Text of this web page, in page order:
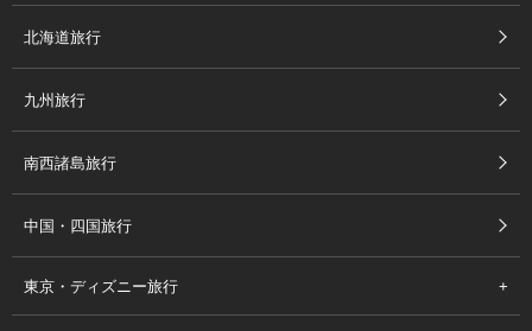
北海道旅行
九州旅行
南西諸島旅行
中国・四国旅行
東京・ディズニー旅行